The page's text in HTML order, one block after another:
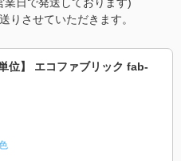
日で発送しております)
りさせていただきます。
位】 エコファブリック fab-